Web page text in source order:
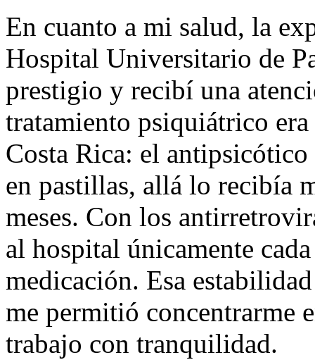
En cuanto a mi salud, la
Hospital Universitario de
prestigio y recibí una
tratamiento psiquiátrico
Costa Rica: el
en pastillas, allá lo recibía
meses. Con los
al hospital únicamente
medicación. Esa
me permitió concentrarme
trabajo con tranquilidad.